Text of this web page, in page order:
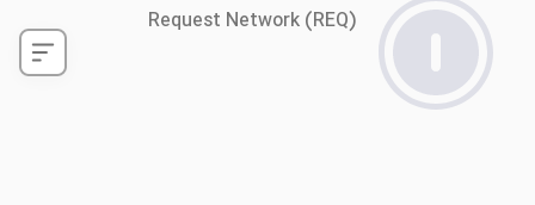
Request Network(REQ)